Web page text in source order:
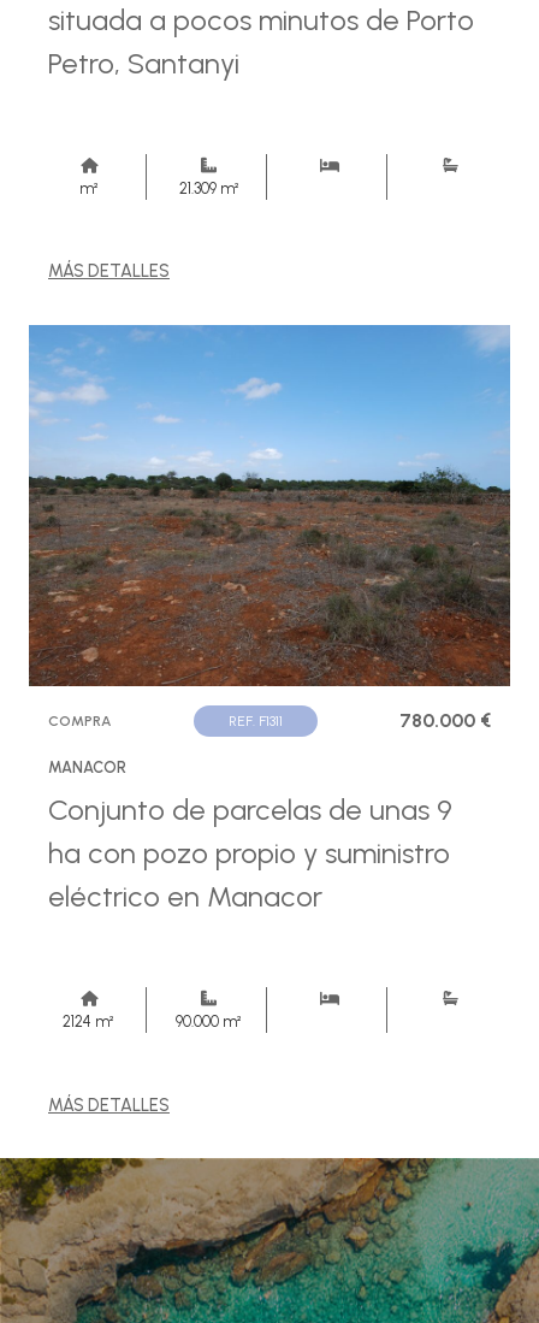
situada a pocos minutos de Porto
Petro, Santanyi
m² 21.309 m²
MÁS DETALLES
COMPRA REF. F1311 780.000 €
MANACOR
Conjunto de parcelas de unas 9
ha con pozo propio y suministro
eléctrico en Manacor
2124 m² 90.000 m²
MÁS DETALLES